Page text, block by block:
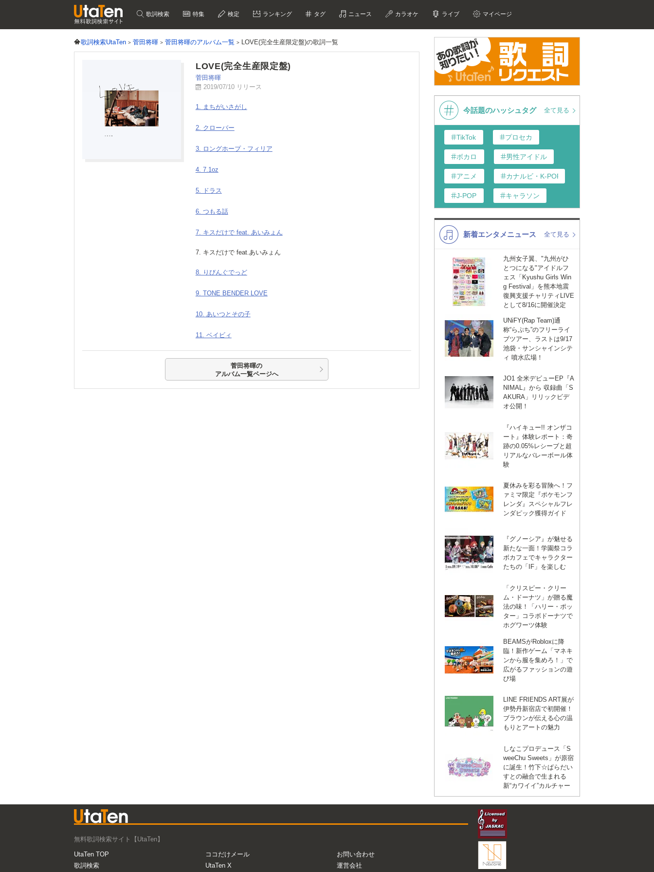
歌詞検索 特集 検定 ランキング タグ ニュース カラオケ ライブ マイページ
歌詞検索UtaTen 菅田将暉 菅田将暉のアルバム一覧 LOVE(完全生産限定盤)の歌詞一覧
LOVE(完全生産限定盤)
菅田将暉
2019/07/10 リリース
1. まちがいさがし
2. クローバー
3. ロングホープ・フィリア
4. 7.1oz
5. ドラス
6. つもる話
7. キスだけで feat. あいみょん
7. キスだけで feat.あいみょん
8. りびんぐでっど
9. TONE BENDER LOVE
10. あいつとその子
11. ベイビィ
菅田将暉の
アルバム一覧ページへ
今話題のハッシュタグ 全て見る
TikTok プロセカ
ボカロ 男性アイドル
アニメ カナルビ・K-POP和訳
J-POP キャラソン
K-POP バンド
洋楽
VTuber ディズニー
新着エンタメニュース 全て見る
九州女子翼、"九州がひ
とつになる"アイドルフ
ェス「Kyushu Girls Win
g Festival」を熊本地震
復興支援チャリティLIVE
として8/16に開催決定
UNiFY(Rap Team)通
称“らぷち”のフリーライ
ブツアー、ラストは9/17
池袋・サンシャインシテ
ィ 噴水広場！
JO1 全米デビューEP『A
NIMAL』から 収録曲「S
AKURA」リリックビデ
オ公開！
『ハイキュー!! オンザコ
ート』体験レポート：奇
跡の0.05%レシーブと超
リアルなバレーボール体
験
夏休みを彩る冒険へ！フ
ァミマ限定『ポケモンフ
レンダ』スペシャルフレ
ンダピック獲得ガイド
『グノーシア』が魅せる
新たな一面！学園祭コラ
ボカフェでキャラクター
たちの「IF」を楽しむ
「クリスピー・クリー
ム・ドーナツ」が贈る魔
法の味！「ハリー・ポッ
ター」コラボドーナツで
ホグワーツ体験
BEAMSがRobloxに降
臨！新作ゲーム「マネキ
ンから服を集めろ！」で
広がるファッションの遊
び場
LINE FRIENDS ART展が
伊勢丹新宿店で初開催！
ブラウンが伝える心の温
もりとアートの魅力
しなこプロデュース「S
weeChu Sweets」が原宿
に誕生！竹下☆ぱらだい
すとの融合で生まれる
新“カワイイ”カルチャー
無料歌詞検索サイト【UtaTen】
UtaTen TOP
歌詞検索
ココだけメール
UtaTen X
お問い合わせ
運営会社